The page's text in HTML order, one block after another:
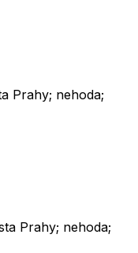
Prahy; nehoda;
Prahy; nehoda;